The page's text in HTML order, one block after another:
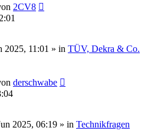
2CV8
2025, 11:01 » in TÜV, Dekra & Co.
derschwabe
2025, 06:19 » in Technikfragen